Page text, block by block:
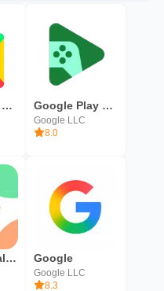
Google Play Services Google Play Games
Google LLC
8.0
Google Installer Google
Google LLC
8.3